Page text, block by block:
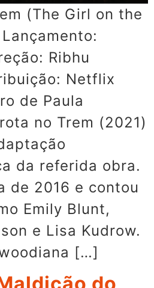
(The Girl on the
Ribhu
Netflix
de Paula
no Trem (2021)
da referida obra.
de 2016 e contou
Emily Blunt,
e Lisa Kudrow.
[…]
do